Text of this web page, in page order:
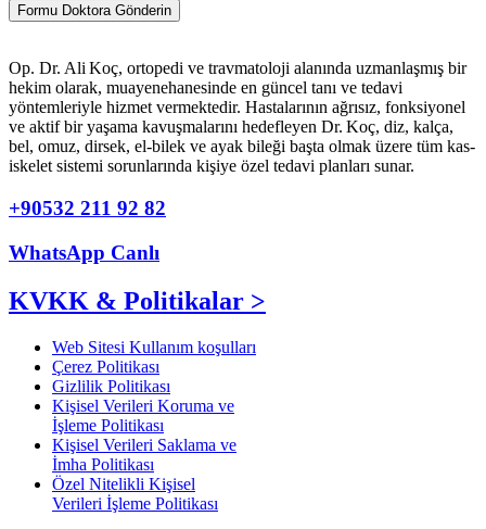
Formu Doktora Gönderin
Op. Dr. Ali Koç, ortopedi ve travmatoloji alanında uzmanlaşmış bir
hekim olarak, muayenehanesinde en güncel tanı ve tedavi
yöntemleriyle hizmet vermektedir. Hastalarının ağrısız, fonksiyonel
ve aktif bir yaşama kavuşmalarını hedefleyen Dr. Koç, diz, kalça,
bel, omuz, dirsek, el-bilek ve ayak bileği başta olmak üzere tüm kas-
iskelet sistemi sorunlarında kişiye özel tedavi planları sunar.
+90532 211 92 82
WhatsApp Canlı
KVKK & Politikalar >
Web Sitesi Kullanım koşulları
Çerez Politikası
Gizlilik Politikası
Kişisel Verileri Koruma ve
İşleme Politikası
Kişisel Verileri Saklama ve
İmha Politikası
Özel Nitelikli Kişisel
Verileri İşleme Politikası